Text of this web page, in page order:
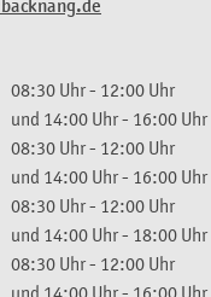
08:30 Uhr- 12:00 Uhr
und 14:00 Uhr- 16:00 Uhr
08:30 Uhr- 12:00 Uhr
und 14:00 Uhr- 16:00 Uhr
08:30 Uhr- 12:00 Uhr
und 14:00 Uhr- 18:00 Uhr
08:30 Uhr- 12:00 Uhr
und 14:00 Uhr- 16:00 Uhr